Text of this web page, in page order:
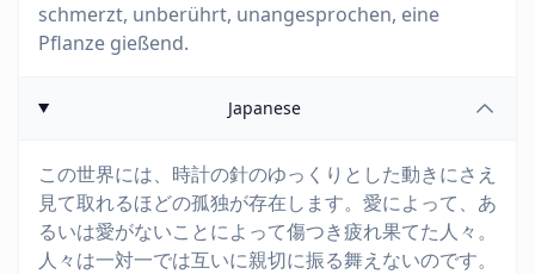
schmerzt, unberührt, unangesprochen, eine
Pflanze gießend.
Japanese
この世界には、時計の針のゆっくりとした動きにさえ
見て取れるほどの孤独が存在します。愛によって、あ
るいは愛がないことによって傷つき疲れ果てた人々。
人々は一対一では互いに親切に振る舞えないのです。